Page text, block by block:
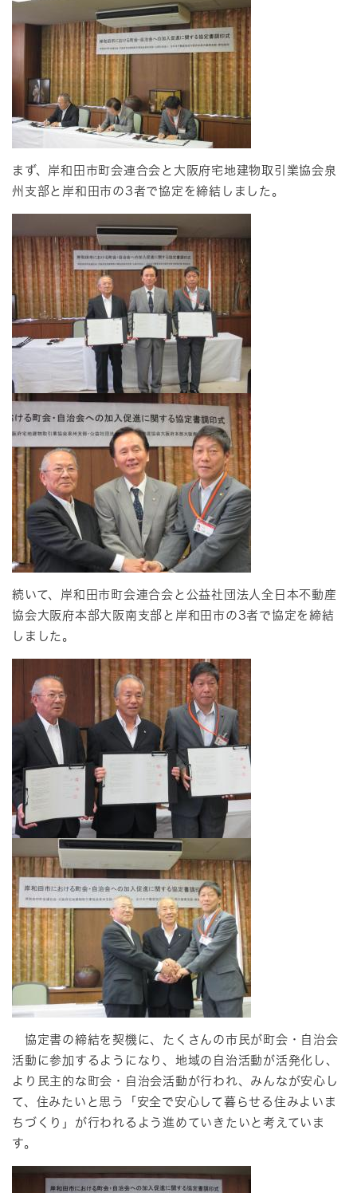
まず、岸和田市町会連合会と大阪府宅地建物取引業協会泉
州支部と岸和田市の3者で協定を締結しました。
続いて、岸和田市町会連合会と公益社団法人全日本不動産
協会大阪府本部大阪南支部と岸和田市の3者で協定を締結
しました。
協定書の締結を契機に、たくさんの市民が町会・自治会
活動に参加するようになり、地域の自治活動が活発化し、
より民主的な町会・自治会活動が行われ、みんなが安心し
て、住みたいと思う「安全で安心して暮らせる住みよいま
ちづくり」が行われるよう進めていきたいと考えていま
す。